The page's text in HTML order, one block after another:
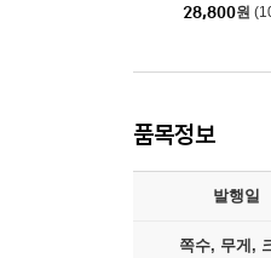
28,800원
품목정보
발행일
쪽수, 무게,